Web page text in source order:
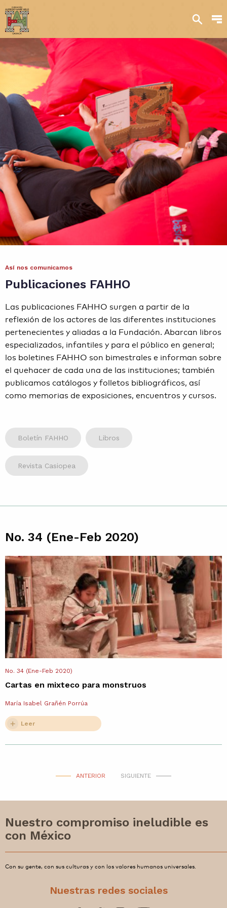
Sobre nosotros
Transparencia
Qué hacemos
Iniciativas
Acervos y
colecciones
Contacto
Así nos comunicamos
Publicaciones FAHHO
Las publicaciones FAHHO surgen a partir de la
reflexión de los actores de las diferentes instituciones
pertenecientes y aliadas a la Fundación. Abarcan libros
especializados, infantiles y para el público en general;
los boletines FAHHO son bimestrales e informan sobre
el quehacer de cada una de las instituciones; también
publicamos catálogos y folletos bibliográficos, así
como memorias de exposiciones, encuentros y cursos.
Boletín FAHHO Libros
Revista Casiopea
No. 34 (Ene-Feb 2020)
No. 34 (Ene-Feb 2020)
Cartas en mixteco para monstruos
María Isabel Grañén Porrúa
Leer
ANTERIOR SIGUIENTE
Nuestro compromiso ineludible es
con México
Con su gente, con sus culturas y con los valores humanos universales.
Nuestras redes sociales